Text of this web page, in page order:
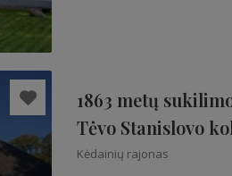
1863 metų
Tėvo Stanislovo
Kėdainių rajonas